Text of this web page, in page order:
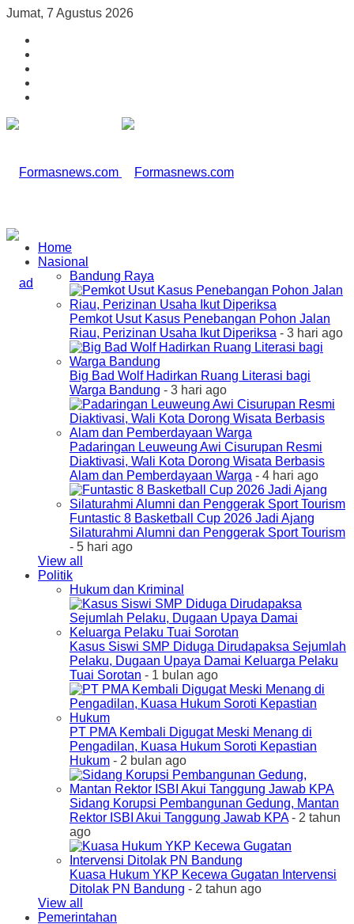
Jumat, 7 Agustus 2026
Home
Nasional
Bandung Raya
Pemkot Usut Kasus Penebangan Pohon Jalan
Riau, Perizinan Usaha Ikut Diperiksa - 3 hari ago
Big Bad Wolf Hadirkan Ruang Literasi bagi
Warga Bandung - 3 hari ago
Padaringan Leuweung Awi Cisurupan Resmi
Diaktivasi, Wali Kota Dorong Wisata Berbasis
Alam dan Pemberdayaan Warga - 4 hari ago
Funtastic 8 Basketball Cup 2026 Jadi Ajang
Silaturahmi Alumni dan Penggerak Sport Tourism
- 5 hari ago
View all
Politik
Hukum dan Kriminal
Kasus Siswi SMP Diduga Dirudapaksa Sejumlah
Pelaku, Dugaan Upaya Damai Keluarga Pelaku
Tuai Sorotan - 1 bulan ago
PT PMA Kembali Digugat Meski Menang di
Pengadilan, Kuasa Hukum Soroti Kepastian
Hukum - 2 bulan ago
Sidang Korupsi Pembangunan Gedung, Mantan
Rektor ISBI Akui Tanggung Jawab KPA- 2 tahun
ago
Kuasa Hukum YKP Kecewa Gugatan Intervensi
Ditolak PN Bandung - 2 tahun ago
View all
Pemerintahan